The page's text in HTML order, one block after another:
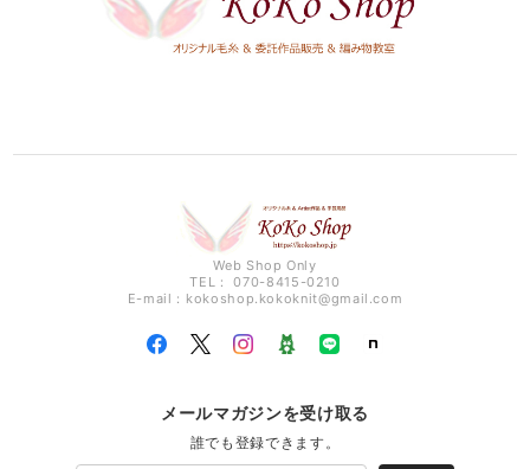
Web Shop Only
TEL： 070-8415-0210
E-mail： kokoshop.kokoknit@gmail.com
メールマガジンを受け取る
誰でも登録できます。